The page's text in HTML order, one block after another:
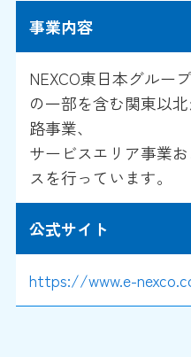
事業内容
NEXCO東日本グルー
の一部を含む関東以
路事業、
サービスエリア事業
スを行っています。
公式サイト
https://www.e-